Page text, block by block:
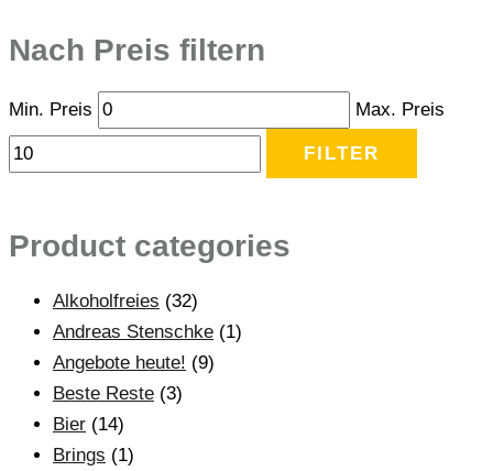
Nach Preis filtern
Min. Preis Max. Preis
FILTER
Product categories
Alkoholfreies (32)
Andreas Stenschke (1)
Angebote heute! (9)
Beste Reste (3)
Bier (14)
Brings (1)